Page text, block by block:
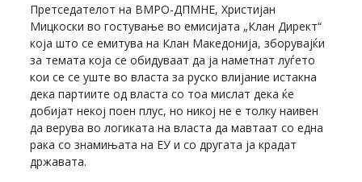
Претседателот на ВМРО-ДПМНЕ, Христијан
Мицкоски во гостување во емисијата „Клан Директ“
која што се емитува на Клан Македонија, зборувајќи
за темата која се обидуваат да ја наметнат луѓето
кои се се уште во власта за руско влијание истакна
дека партиите од власта со тоа мислат дека ќе
добијат некој поен плус, но никој не е толку наивен
да верува во логиката на власта да мавтаат со една
рака со знамињата на ЕУ и со другата ја крадат
државата.